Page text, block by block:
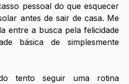
pessoal do que esquecer
antes de sair de casa. Me
entre a busca pela felicidade
básica de simplesmente
tento seguir uma rotina